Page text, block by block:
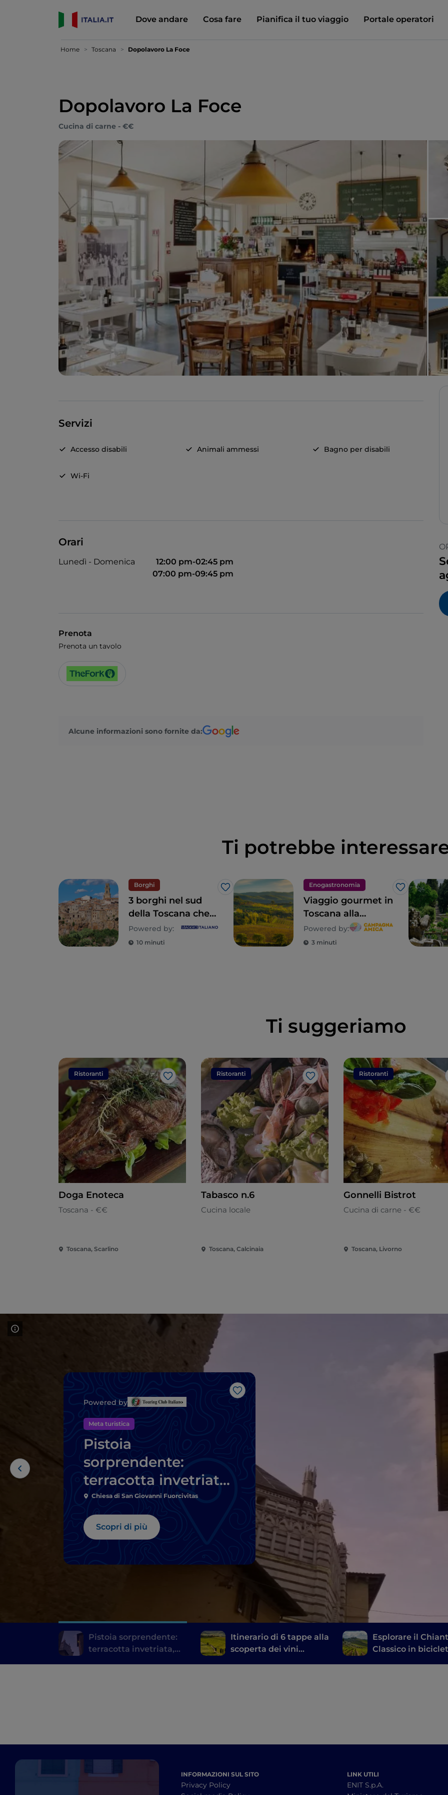
Dove andare Cosa fare Pianifica il tuo viaggio Portale operatori
Home Toscana Dopolavoro La Foce
Dopolavoro La Foce
Cucina di carne - €€
Servizi
Accesso disabili Animali ammessi Bagno per disabili
Wi-Fi
Orari
Lunedì - Domenica
12:00 pm-02:45 pm
07:00 pm-09:45 pm
Prenota
Prenota un tavolo
Alcune informazioni sono fornite da:
Ti potrebbe
Borghi
Like
3 borghi nel sud
della Toscana che
meritano di essere
visitati
Powered by:
10 minuti
Enogastronomia
Like
Viaggio gourmet in
Toscana alla
scoperta della sua
biodiversità
Powered by:
3 minuti
Ti suggeriamo
Ristoranti
Like
Doga Enoteca
Toscana - €€
Toscana, Scarlino
Ristoranti
Like
Tabasco n.6
Cucina locale
Toscana, Calcinaia
Ristoranti
Gonnelli Bistrot
Cucina di carne - €€
Toscana, Livorno
Like
Powered by
Meta turistica
Pistoia
sorprendente:
terracotta invetriata,
sotterranei, arte in
fattoria
Chiesa di San Giovanni Fuorcivitas
Scopri di più
Pistoia sorprendente:
terracotta invetriata,
Itinerario di 6 tappe alla
scoperta dei vini
Esplorare il
Classico in
INFORMAZIONI SUL SITO
Privacy Policy
LINK UTILI
ENIT S.p.A.